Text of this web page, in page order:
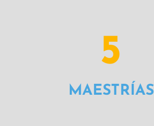
5
MAESTRÍAS